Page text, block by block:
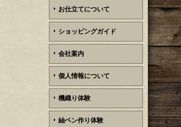
お仕立てについて
ショッピングガイド
会社案内
個人情報について
機織り体験
紬ペン作り体験